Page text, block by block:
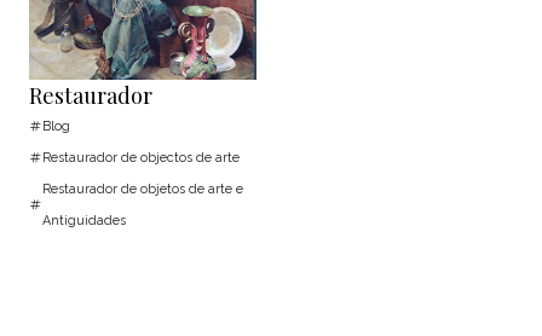
Restaurador
Blog
Restaurador de objectos de arte
Restaurador de objetos de arte e
Antiguidades